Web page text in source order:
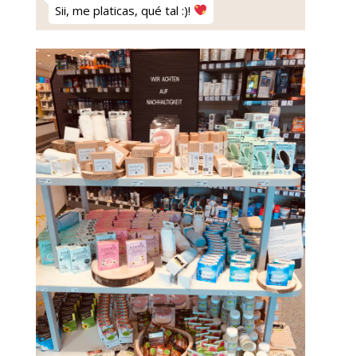
Sii, me platicas, qué tal :)!